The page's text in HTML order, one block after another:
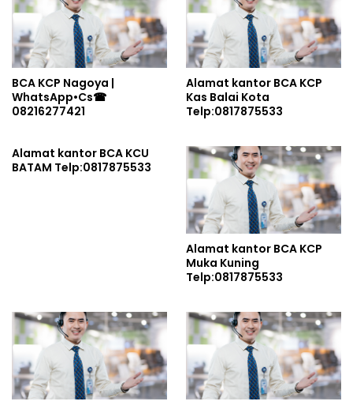
BCA KCP Nagoya |
WhatsApp•Cs☎
08216277421
Alamat kantor BCA KCP
Kas Balai Kota
Telp:0817875533
Alamat kantor BCA KCU
BATAM Telp:0817875533
Alamat kantor BCA KCP
Muka Kuning
Telp:0817875533